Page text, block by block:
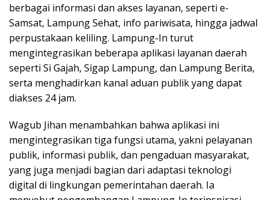
berbagai informasi dan akses layanan, seperti e-
Samsat, Lampung Sehat, info pariwisata, hingga jadwal
perpustakaan keliling. Lampung-In turut
mengintegrasikan beberapa aplikasi layanan daerah
seperti Si Gajah, Sigap Lampung, dan Lampung Berita,
serta menghadirkan kanal aduan publik yang dapat
diakses 24 jam.
Wagub Jihan menambahkan bahwa aplikasi ini
mengintegrasikan tiga fungsi utama, yakni pelayanan
publik, informasi publik, dan pengaduan masyarakat,
yang juga menjadi bagian dari adaptasi teknologi
digital di lingkungan pemerintahan daerah. Ia